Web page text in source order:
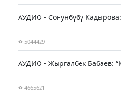
АУДИО - Сонунбүбү
5044429
АУДИО - Жыргалбек Бабаев:
4665621